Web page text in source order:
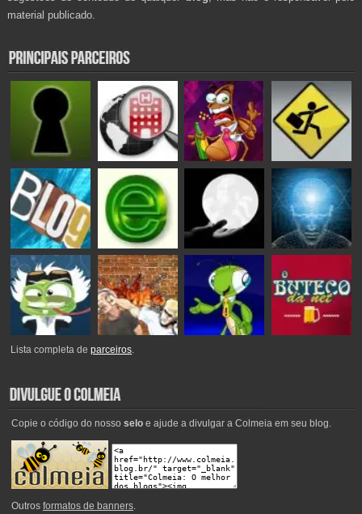
material publicado.
Lista completa deparceiros.
Copie o código do nosso seloe ajude a divulgar a Colmeia em seu blog.
Outros formatos de banners.